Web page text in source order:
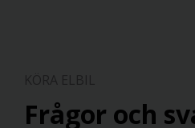
Frågor och